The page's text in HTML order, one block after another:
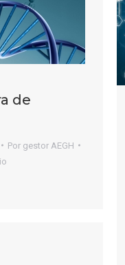
de
Por gestor AEGH